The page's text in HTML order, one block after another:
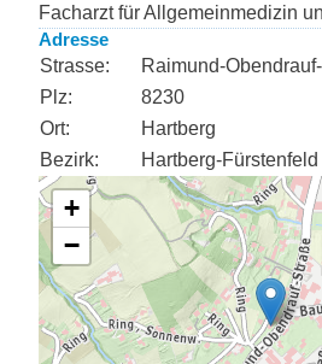
Facharzt für Allgemeinmedizin
Adresse
Strasse:
Raimund-
Plz:
8230
Ort:
Hartberg
Bezirk:
Hartberg-Fürstenfeld